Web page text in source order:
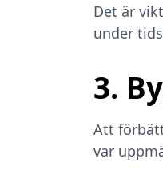
Det är
under
3.
Att
var